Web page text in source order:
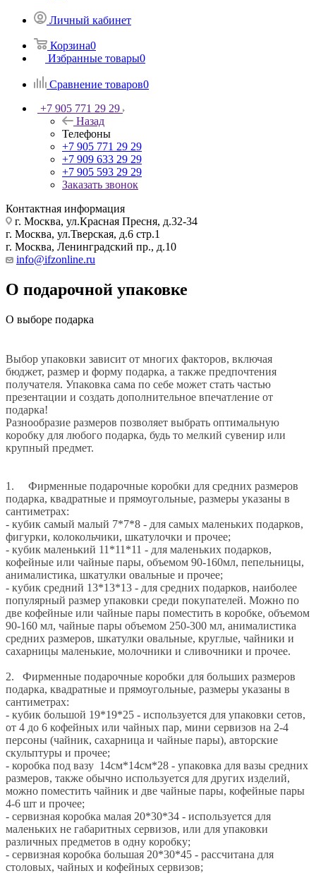
Личный кабинет
Корзина0
Избранные товары0
Сравнение товаров0
+7 905 771 29 29
Назад
Телефоны
+7 905 771 29 29
+7 909 633 29 29
+7 905 593 29 29
Заказать звонок
Контактная информация
г. Москва, ул.Красная Пресня, д.32-34
г. Москва, ул.Тверская, д.6 стр.1
г. Москва, Ленинградский пр., д.10
info@ifzonline.ru
О подарочной упаковке
О выборе подарка
Выбор упаковки зависит от многих факторов, включая
бюджет, размер и форму подарка, а также предпочтения
получателя. Упаковка сама по себе может стать частью
презентации и создать дополнительное впечатление от
подарка!
Разнообразие размеров позволяет выбрать оптимальную
коробку для любого подарка, будь то мелкий сувенир или
крупный предмет.
1. Фирменные подарочные коробки для средних размеров
подарка, квадратные и прямоугольные, размеры указаны в
сантиметрах:
- кубик самый малый 7*7*8 - для самых маленьких подарков,
фигурки, колокольчики, шкатулочки и прочее;
- кубик маленький 11*11*11 - для маленьких подарков,
кофейные или чайные пары, объемом 90-160мл, пепельницы,
анималистика, шкатулки овальные и прочее;
- кубик средний 13*13*13 - для средних подарков, наиболее
популярный размер упаковки среди покупателей. Можно по
две кофейные или чайные пары поместить в коробке, объемом
90-160 мл, чайные пары объемом 250-300 мл, анималистика
средних размеров, шкатулки овальные, круглые, чайники и
сахарницы маленькие, молочники и сливочники и прочее.
2. Фирменные подарочные коробки для больших размеров
подарка, квадратные и прямоугольные, размеры указаны в
сантиметрах:
- кубик большой 19*19*25 - используется для упаковки сетов,
от 4 до 6 кофейных или чайных пар, мини сервизов на 2-4
персоны (чайник, сахарница и чайные пары), авторские
скульптуры и прочее;
- коробка под вазу 14см*14см*28 - упаковка для вазы средних
размеров, также обычно используется для других изделий,
можно поместить чайник и две чайные пары, кофейные пары
4-6 шт и прочее;
- сервизная коробка малая 20*30*34 - используется для
маленьких не габаритных сервизов, или для упаковки
различных предметов в одну коробку;
- сервизная коробка большая 20*30*45 - рассчитана для
столовых, чайных и кофейных сервизов;